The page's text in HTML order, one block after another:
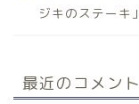
ジキのステーキ」
最近のコメント